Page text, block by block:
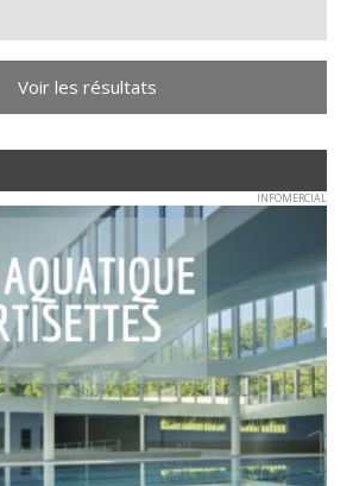
Voir les résultats
INFOMERCIAL